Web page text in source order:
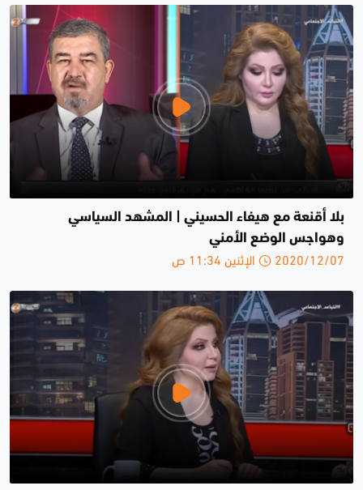
بلا أقنعة مع هيفاء الحسيني | المشهد السياسي
وهواجس الوضع الأمني
2020/12/07 الإثنين 11:34 ص